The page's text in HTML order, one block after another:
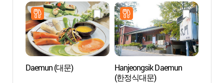
Daemun (대문)
Hanjeongsik Daemun
(한정식대문)